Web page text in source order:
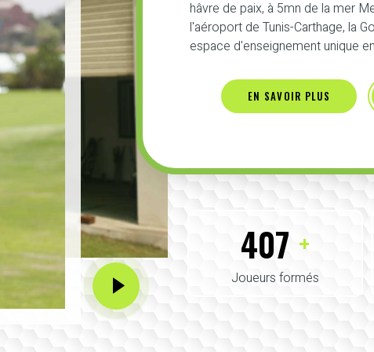
hâvre de paix, à 5mn de la mer
l'aéroport de Tunis-Carthage, la
espace d'enseignement unique
EN SAVOIR PLUS
425 +
Joueurs formés